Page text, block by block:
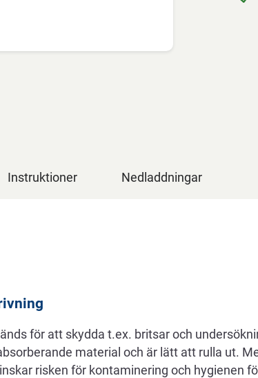
Instruktioner Nedladdningar
för att skydda t.ex. britsar och
material och är lätt att rulla ut.
risken för kontaminering och hygienen